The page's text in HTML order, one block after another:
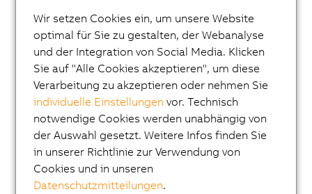
ACOPOSmulti
ACOPOSremote
ACOPOSmotor
Frequenzumrichter (VFD)
Synchronmotoren 8LS-4
Synchronmotoren 8MS-4
ACOPOSmotor Compact
Servomotoren 8WSA
Wir setzen Cookies ein, um unsere Website
optimal für Sie zu gestalten, der Webanalyse
und der Integration von Social Media. Klicken
Sie auf "Alle Cookies akzeptieren", um diese
Verarbeitung zu akzeptieren oder nehmen Sie
individuelle Einstellungen vor. Technisch
notwendige Cookies werden unabhängig von
der Auswahl gesetzt. Weitere Infos finden Sie
in unserer Richtlinie zur Verwendung von
Cookies und in unseren
Datenschutzmitteilungen.